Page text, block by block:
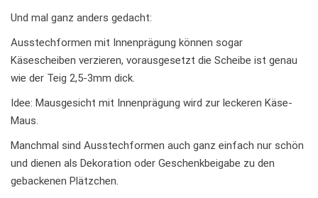
Und mal ganz anders gedacht:
Ausstechformen mit Innenprägung können sogar
Käsescheiben verzieren, vorausgesetzt die Scheibe ist genau
wie der Teig 2,5-3mm dick.
Idee: Mausgesicht mit Innenprägung wird zur leckeren Käse-
Maus.
Manchmal sind Ausstechformen auch ganz einfach nur schön
und dienen als Dekoration oder Geschenkbeigabe zu den
gebackenen Plätzchen.